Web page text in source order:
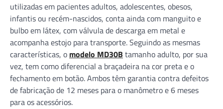
utilizadas em pacientes adultos, adolescentes, obesos,
infantis ou recém-nascidos, conta ainda com manguito e
bulbo em látex, com válvula de descarga em metal e
acompanha estojo para transporte. Seguindo as mesmas
características, o modelo MD30B tamanho adulto, por sua
vez, tem como diferencial a braçadeira na cor preta e o
fechamento em botão. Ambos têm garantia contra defeitos
de fabricação de 12 meses para o manômetro e 6 meses
para os acessórios.